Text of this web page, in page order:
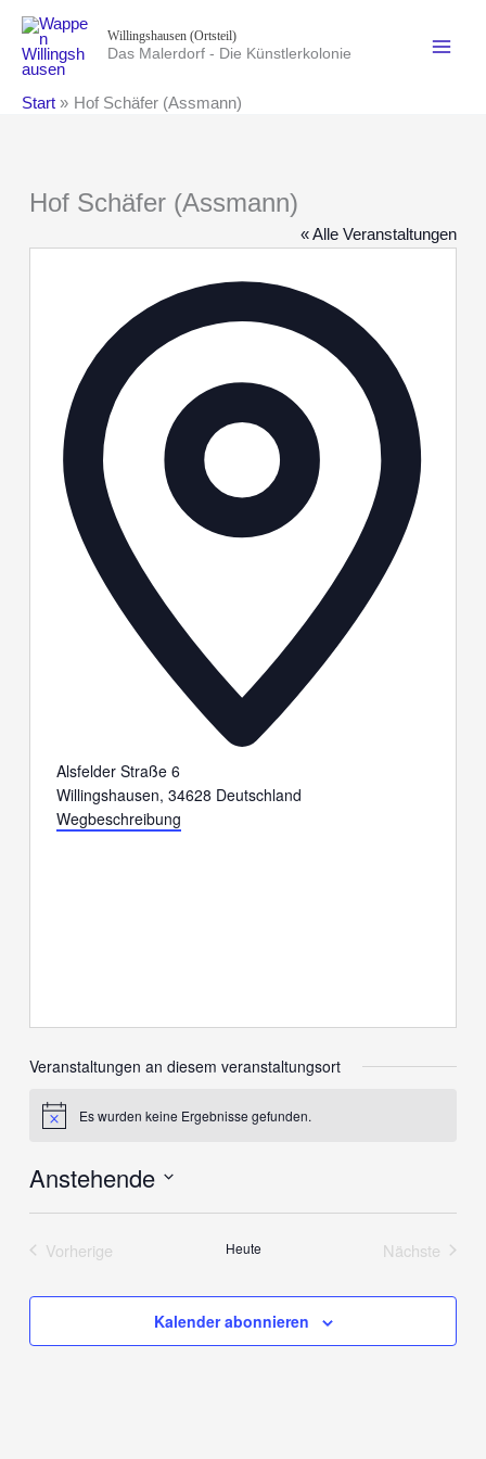
Inhalt
springen
Willingshausen (Ortsteil)
Das Malerdorf - Die Künstlerkolonie
Start Hof Schäfer (Assmann)
Hof Schäfer (Assmann)
« Alle Veranstaltungen
Alsfelder Straße 6
Willingshausen, 34628 Deutschland
Wegbeschreibung
Veranstaltungen an diesem veranstaltungsort
HinweisEs wurden keine Ergebnisse gefunden.
Anstehende
Vorherige
Heute
Nächste
Kalender abonnieren